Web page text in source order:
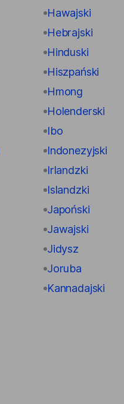
Hawajski
Hebrajski
Hinduski
Hiszpański
Hmong
Holenderski
Ibo
Indonezyjski
Irlandzki
Islandzki
Japoński
Jawajski
Jidysz
Joruba
Kannadajski